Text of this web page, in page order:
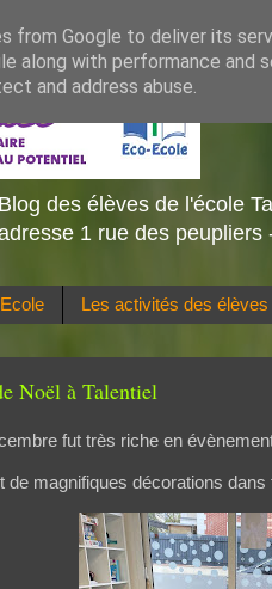
Blog des élèves de l'école
1 rue des
Les activités des élèves
Noël à Talentiel
fut très riche en
de magnifiques décorations
from Google to deliver its
along with performance
and address abuse.